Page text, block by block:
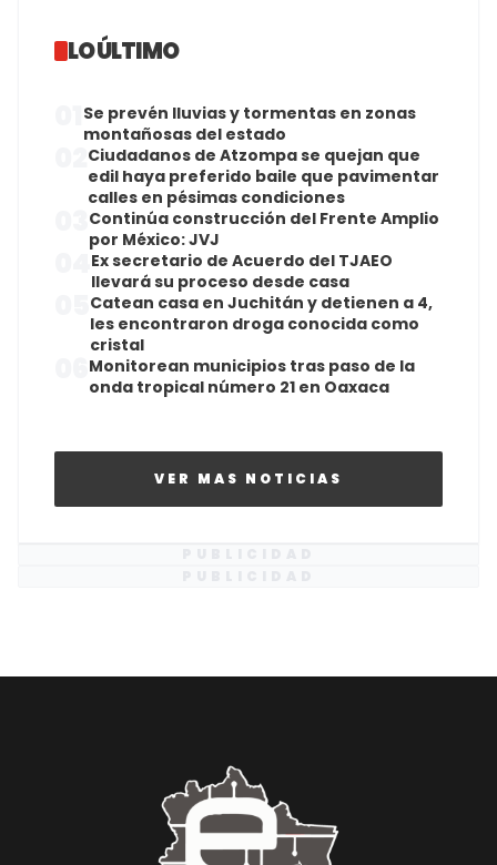
LO ÚLTIMO
Se prevén lluvias y tormentas en zonas
montañosas del estado
Ciudadanos de Atzompa se quejan que
edil haya preferido baile que pavimentar
calles en pésimas condiciones
Continúa construcción del Frente Amplio
por México: JVJ
Ex secretario de Acuerdo del TJAEO
llevará su proceso desde casa
Catean casa en Juchitán y detienen a 4,
les encontraron droga conocida como
cristal
Monitorean municipios tras paso de la
onda tropical número 21 en Oaxaca
VER MAS NOTICIAS